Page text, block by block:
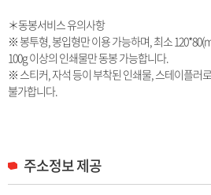
＊동봉서비스 유의사항
※ 봉투형, 봉입형만 이용 가능하며, 최소
100g 이상의 인쇄물만 동봉 가능합니다.
※ 스티커, 자석 등이 부착된 인쇄물, 스테이플러
불가합니다.
주소정보 제공